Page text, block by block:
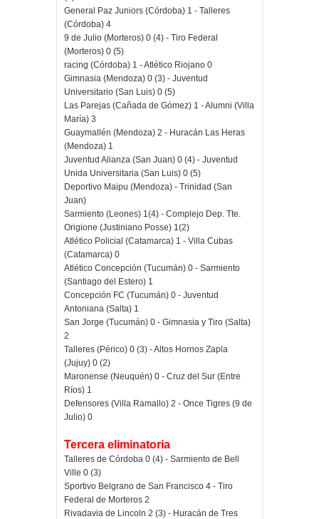
General Paz Juniors (Córdoba) 1 - Talleres
(Córdoba) 4
9 de Julio (Morteros) 0 (4) - Tiro Federal
(Morteros) 0 (5)
racing (Córdoba) 1 - Atlético Riojano 0
Gimnasia (Mendoza) 0 (3) - Juventud
Universitario (San Luis) 0 (5)
Las Parejas (Cañada de Gómez) 1 - Alumni (Villa
María) 3
Guaymallén (Mendoza) 2 - Huracán Las Heras
(Mendoza) 1
Juventud Alianza (San Juan) 0 (4) - Juventud
Unida Universitaria (San Luis) 0 (5)
Deportivo Maipu (Mendoza) - Trinidad (San
Juan)
Sarmiento (Leones) 1(4) - Complejo Dep. Tte.
Origione (Justiniano Posse) 1(2)
Atlético Policial (Catamarca) 1 - Villa Cubas
(Catamarca) 0
Atlético Concepción (Tucumán) 0 - Sarmiento
(Santiago del Estero) 1
Concepción FC (Tucumán) 0 - Juventud
Antoniana (Salta) 1
San Jorge (Tucumán) 0 - Gimnasia y Tiro (Salta)
2
Talleres (Périco) 0 (3) - Altos Hornos Zapla
(Jujuy) 0 (2)
Maronense (Neuquén) 0 - Cruz del Sur (Entre
Ríos) 1
Defensores (Villa Ramallo) 2 - Once Tigres (9 de
Julio) 0
Tercera eliminatoria
Talleres de Córdoba 0 (4) - Sarmiento de Bell
Ville 0 (3)
Sportivo Belgrano de San Francisco 4 - Tiro
Federal de Morteros 2
Rivadavia de Lincoln 2 (3) - Huracán de Tres